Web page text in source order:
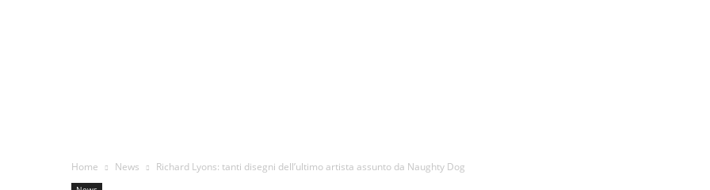
Home News Richard Lyons: tanti disegni dell’ultimo artista assunto da Naughty Dog